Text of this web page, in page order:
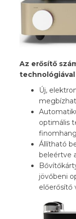
Az erősítő
Új,
optimális
Állítható
beleértve
jövőbeni
előerősítő